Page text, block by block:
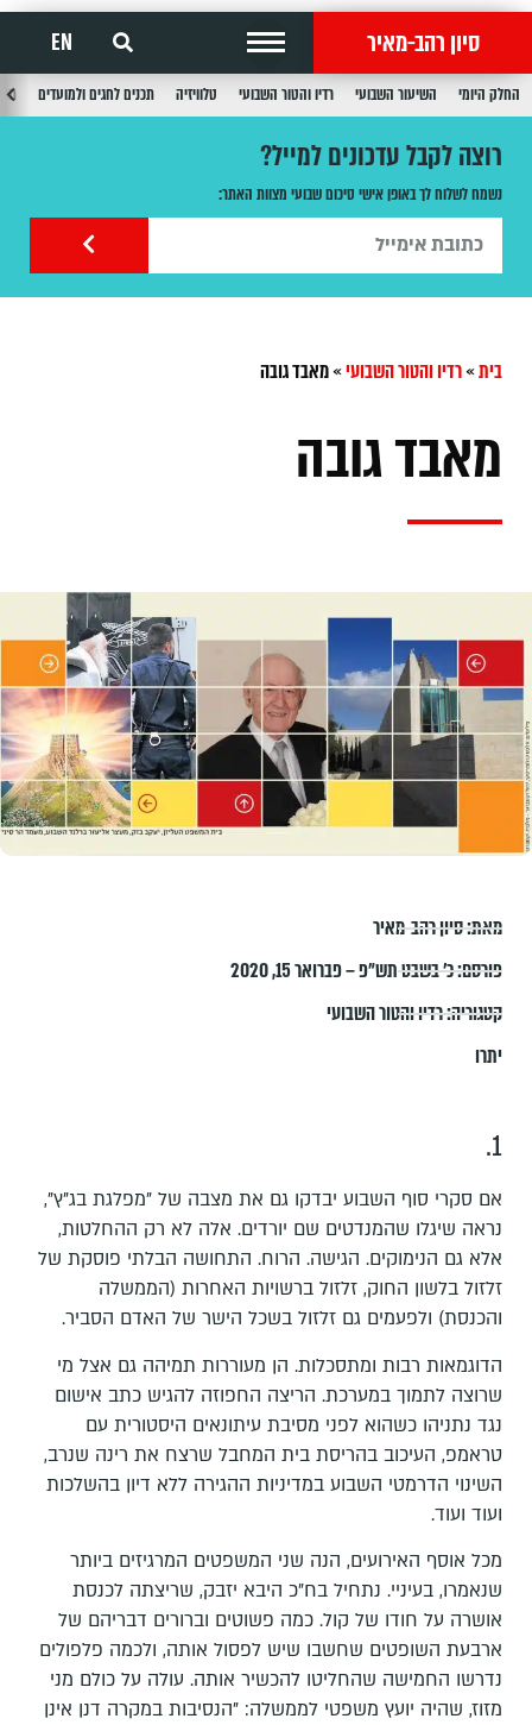
סיון רהב-מאיר EN
החלק היומי השיעור השבועי רדיו והטור השבועי טלוויזיה תכנים לחגים ולמועדים
רוצה לקבל עדכונים למייל?
נשמח לשלוח לך באופן אישי סיכום שבועי מצוות האתר:
בית»רדיו והטור השבועי»מאבד גובה
מאבד גובה
מאת:סיון רהב-מאיר
פורסם:כ׳ בשבט תש״פ – פברואר 15, 2020
קטגוריה:רדיו והטור השבועי
יתרו
1.
אם סקרי סוף השבוע יבדקו גם את מצבה של "מפלגת בג"ץ",
נראה שיגלו שהמנדטים שם יורדים. אלה לא רק ההחלטות,
אלא גם הנימוקים. הגישה. הרוח. התחושה הבלתי פוסקת של
זלזול בלשון החוק, זלזול ברשויות האחרות (הממשלה
והכנסת) ולפעמים גם זלזול בשכל הישר של האדם הסביר.
הדוגמאות רבות ומתסכלות. הן מעוררות תמיהה גם אצל מי
שרוצה לתמוך במערכת. הריצה החפוזה להגיש כתב אישום
נגד נתניהו כשהוא לפני מסיבת עיתונאים היסטורית עם
טראמפ, העיכוב בהריסת בית המחבל שרצח את רינה שנרב,
השינוי הדרמטי השבוע במדיניות ההגירה ללא דיון בהשלכות
ועוד ועוד.
מכל אוסף האירועים, הנה שני המשפטים המרגיזים ביותר
שנאמרו, בעיניי. נתחיל בח"כ היבא יזבק, שריצתה לכנסת
אושרה על חודו של קול. כמה פשוטים וברורים דבריהם של
ארבעת השופטים שחשבו שיש לפסול אותה, ולכמה פלפולים
נדרשו החמישה שהחליטו להכשיר אותה. עולה על כולם מני
מזוז, שהיה יועץ משפטי לממשלה: "הנסיבות במקרה דנן אינן